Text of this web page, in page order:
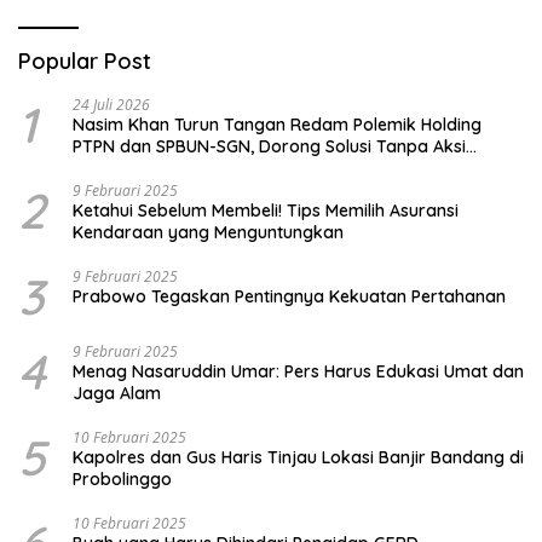
Popular Post
1 24 Juli 2026
Nasim Khan Turun Tangan Redam Polemik Holding
PTPN dan SPBUN-SGN, Dorong Solusi Tanpa Aksi
2 9 Februari 2025
Ketahui Sebelum Membeli! Tips Memilih Asuransi
Kendaraan yang Menguntungkan
3 9 Februari 2025
Prabowo Tegaskan Pentingnya Kekuatan Pertahanan
4 9 Februari 2025
Menag Nasaruddin Umar: Pers Harus Edukasi Umat dan
Jaga Alam
5 10 Februari 2025
Kapolres dan Gus Haris Tinjau Lokasi Banjir Bandang di
Probolinggo
10 Februari 2025